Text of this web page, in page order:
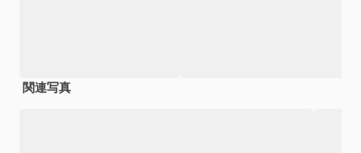
関連写真